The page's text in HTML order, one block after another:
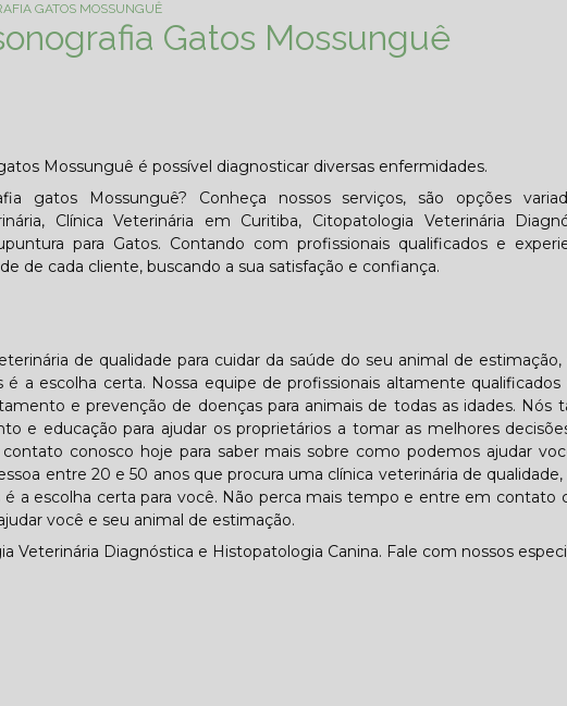
GATOS MOSSUNGUÊ
Gatos Mossunguê
Mossunguê é possível diagnosticar diversas enfermidades.
gatos Mossunguê? Conheça nossos serviços, são opções
Clínica Veterinária em Curitiba, Citopatologia Veterinária
para Gatos. Contando com profissionais qualificados e
de cada cliente, buscando a sua satisfação e confiança.
de qualidade para cuidar da saúde do seu animal de estimação,
a escolha certa. Nossa equipe de profissionais altamente qualificados
e prevenção de doenças para animais de todas as idades. Nós
e educação para ajudar os proprietários a tomar as melhores
conosco hoje para saber mais sobre como podemos ajudar
entre 20 e 50 anos que procura uma clínica veterinária de
a escolha certa para você. Não perca mais tempo e entre em contato
você e seu animal de estimação.
Veterinária Diagnóstica e Histopatologia Canina. Fale com nossos